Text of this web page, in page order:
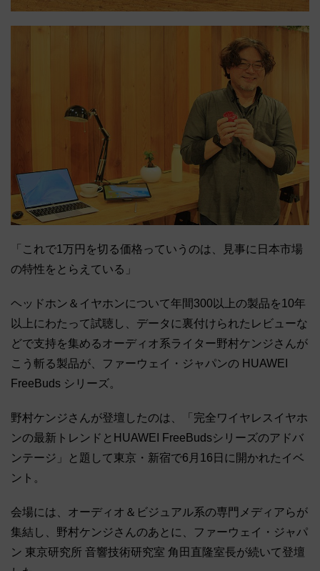
「これで1万円を切る価格っていうのは、見事に日本市場
の特性をとらえている」
ヘッドホン＆イヤホンについて年間300以上の製品を10年
以上にわたって試聴し、データに裏付けられたレビューな
どで支持を集めるオーディオ系ライター野村ケンジさんが
こう斬る製品が、ファーウェイ・ジャパンの HUAWEI
FreeBuds シリーズ。
野村ケンジさんが登壇したのは、「完全ワイヤレスイヤホ
ンの最新トレンドとHUAWEI FreeBudsシリーズのアドバ
ンテージ」と題して東京・新宿で6月16日に開かれたイベ
ント。
会場には、オーディオ＆ビジュアル系の専門メディアらが
集結し、野村ケンジさんのあとに、ファーウェイ・ジャパ
ン 東京研究所 音響技術研究室 角田直隆室長が続いて登壇